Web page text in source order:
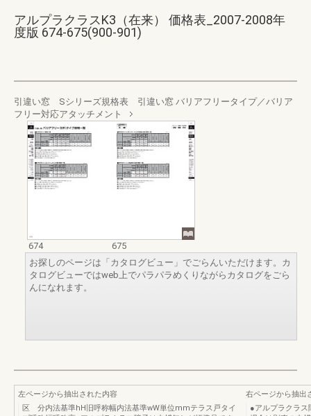
アルプラクラスK3（在来） 価格表_2007-2008年
度版 674-675(900-901)
引違い窓 Sシリーズ規格表 引違い窓 バリアフリータイプ／バリア
フリー対応アタッチメント
674
675
お探しのページは「カタログビュー」でごらんいただけます。カ
タログビューではweb上でパラパラめくりながらカタログをごら
んになれます。
左ページから抽出された内容
区 分内法基準hH旧呼称幅内法基準wW単位mmテラス戸タイ
右ページから抽出
●アルプラクラス